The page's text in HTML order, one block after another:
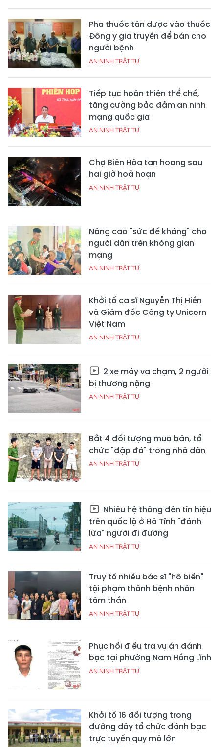
Pha thuốc tân dược vào thuốc
Đông y gia truyền để bán cho
người bệnh
AN NINH TRẬT TỰ
Tiếp tục hoàn thiện thể chế,
tăng cường bảo đảm an ninh
mạng quốc gia
AN NINH TRẬT TỰ
Chợ Biên Hòa tan hoang sau
hai giờ hoả hoạn
AN NINH TRẬT TỰ
Nâng cao "sức đề kháng" cho
người dân trên không gian
mạng
AN NINH TRẬT TỰ
Khởi tố ca sĩ Nguyễn Thị Hiền
và Giám đốc Công ty Unicorn
Việt Nam
AN NINH TRẬT TỰ
2 xe máy va chạm, 2 người
bị thương nặng
AN NINH TRẬT TỰ
Bắt 4 đối tượng mua bán, tổ
chức "đập đá" trong nhà dân
AN NINH TRẬT TỰ
Nhiều hệ thống đèn tín hiệu
trên quốc lộ ở Hà Tĩnh "đánh
lừa" người đi đường
AN NINH TRẬT TỰ
Truy tố nhiều bác sĩ "hô biến"
tội phạm thành bệnh nhân
tâm thần
AN NINH TRẬT TỰ
Phục hồi điều tra vụ án đánh
bạc tại phường Nam Hồng Lĩnh
AN NINH TRẬT TỰ
Khởi tố 16 đối tượng trong
đường dây tổ chức đánh bạc
trực tuyến quy mô lớn